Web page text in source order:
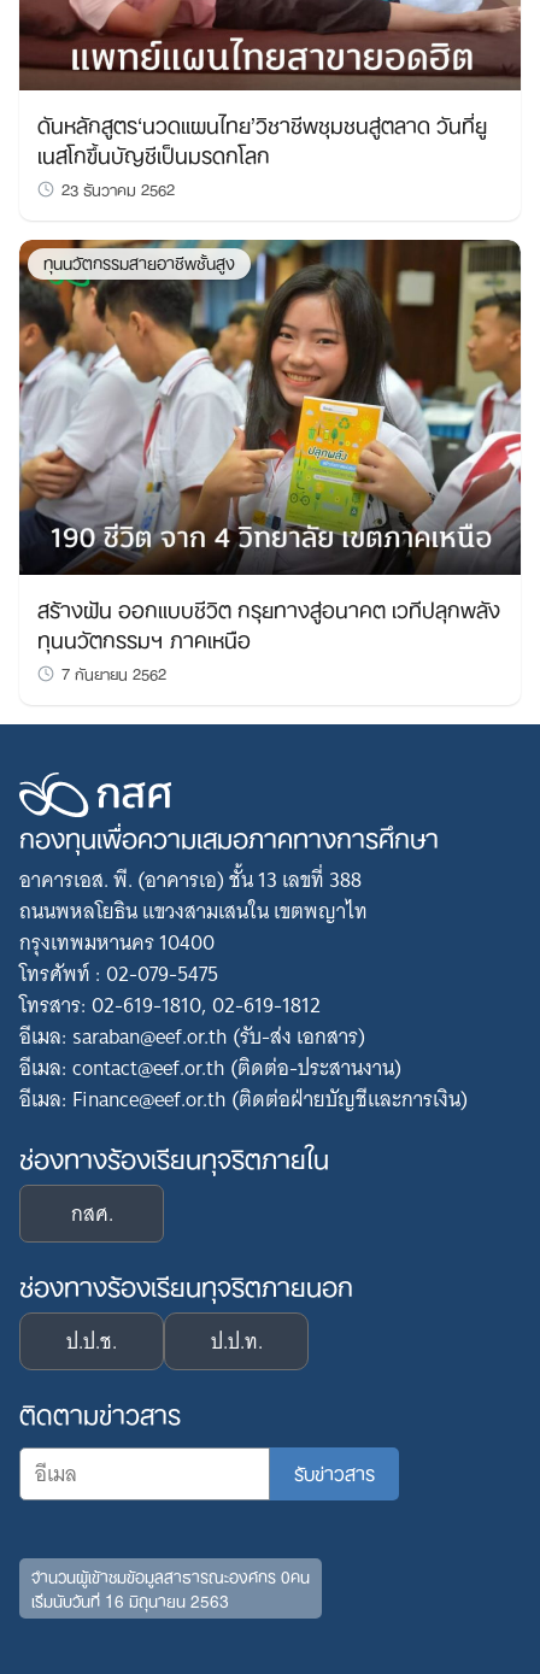
Search
for:
ดันหลักสูตร‘นวดแผนไทย’วิชาชีพชุมชนสู่ตลาด วันที่ยู
เนสโกขึ้นบัญชีเป็นมรดกโลก
23 ธันวาคม 2562
ทุนนวัตกรรมสายอาชีพชั้นสูง
สร้างฝัน ออกแบบชีวิต กรุยทางสู่อนาคต เวทีปลุกพลัง
ทุนนวัตกรรมฯ ภาคเหนือ
7 กันยายน 2562
กองทุนเพื่อความเสมอภาคทางการศึกษา
อาคารเอส. พี. (อาคารเอ) ชั้น 13 เลขที่ 388
ถนนพหลโยธิน แขวงสามเสนใน เขตพญาไท
กรุงเทพมหานคร 10400
โทรศัพท์ : 02-079-5475
โทรสาร: 02-619-1810, 02-619-1812
อีเมล: saraban@eef.or.th (รับ-ส่ง เอกสาร)
อีเมล: contact@eef.or.th (ติดต่อ-ประสานงาน)
อีเมล: Finance@eef.or.th (ติดต่อฝ่ายบัญชีและการเงิน)
ช่องทางร้องเรียนทุจริตภายใน
กสศ.
ช่องทางร้องเรียนทุจริตภายนอก
ป.ป.ช. ป.ป.ท.
ติดตามข่าวสาร
จำนวนผู้เข้าชมข้อมูลสาธารณะองค์กร 0คน
เริ่มนับวันที่ 16 มิถุนายน 2563